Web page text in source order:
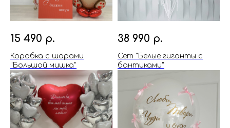
15 490 р.
Коробка с шарами
"Большой мишка"
38 990 р.
Сет "Белые гиганты с
бантиками"